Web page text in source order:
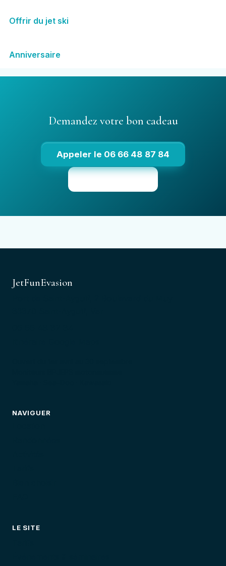
Offrir du jet ski
Anniversaire
Demandez votre bon cadeau
Appeler le 06 66 48 87 84
JetFunEvasion
NAVIGUER
LE SITE